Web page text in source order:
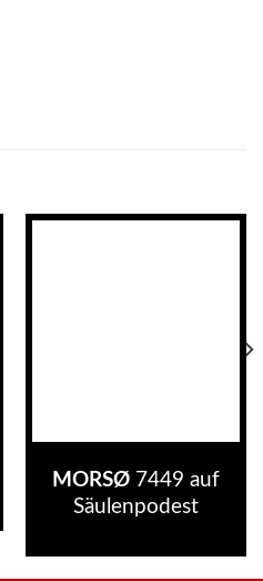
MORSØ 7449 auf
Säulenpodest